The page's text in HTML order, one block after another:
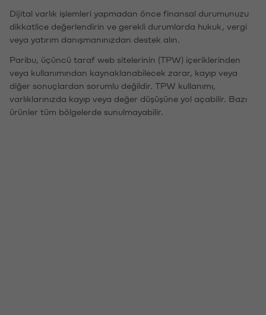
Dijital varlık işlemleri yapmadan önce finansal durumunuzu
dikkatlice değerlendirin ve gerekli durumlarda hukuk, vergi
veya yatırım danışmanınızdan destek alın.
Paribu, üçüncü taraf web sitelerinin (TPW) içeriklerinden
veya kullanımından kaynaklanabilecek zarar, kayıp veya
diğer sonuçlardan sorumlu değildir. TPW kullanımı,
varlıklarınızda kayıp veya değer düşüşüne yol açabilir. Bazı
ürünler tüm bölgelerde sunulmayabilir.